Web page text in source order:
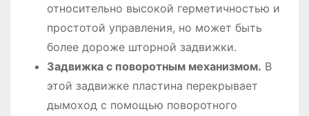
относительно высокой герметичностью и
простотой управления, но может быть
более дороже шторной задвижки.
Задвижка с поворотным механизмом. В
этой задвижке пластина перекрывает
дымоход с помощью поворотного